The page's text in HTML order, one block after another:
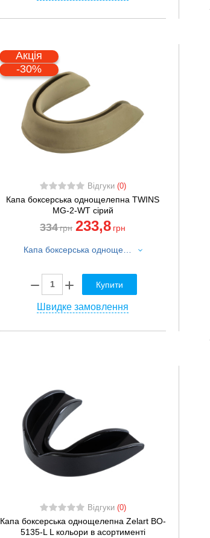
Акція
-30%
Відгуки (0)
Капа боксерська однощелепна TWINS
MG-2-WT сірий
334грн 233,8 грн
Купити
Швидке замовлення
Відгуки (0)
Капа боксерська однощелепна Zelart BO-
5135-L L кольори в асортименті